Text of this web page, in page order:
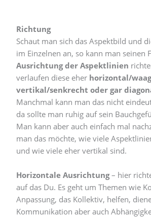
Richtung
Schaut man sich das Aspektbild und
im Einzelnen an, so kann man seinen
Ausrichtung der Aspektlinien
verlaufen diese eher horizontal/
vertikal/senkrecht oder gar
Manchmal kann man das nicht
da sollte man ruhig auf sein
Man kann aber auch einfach mal
man das möchte, wie viele
und wie viele eher vertikal sind.
Horizontale Ausrichtung– hier
auf das Du. Es geht um Themen wie
Anpassung, das Kollektiv, helfen,
Kommunikation aber auch